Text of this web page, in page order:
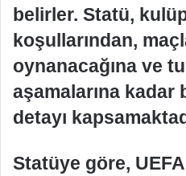
belirler. Statü,
koşullarından,
oynanacağına ve
aşamalarına kadar
detayı
Statüye göre,